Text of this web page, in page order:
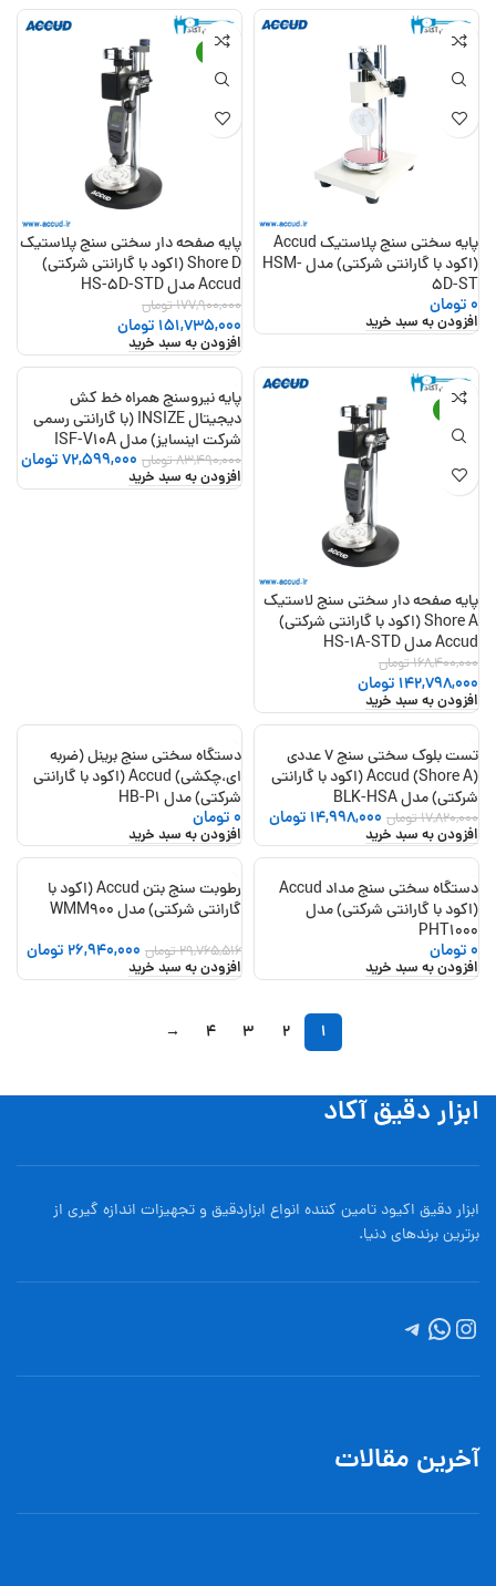
پایه سختی سنج پلاستیک Accud
(اکود با گارانتی شرکتی) مدل HSM-
5D-ST
0تومان
افزودن به سبد خرید
-15%
پایه صفحه دار سختی سنج پلاستیک
Shore D (اکود با گارانتی شرکتی)
Accud مدل HS-5D-STD
177,900,000تومان
151,735,000 تومان
افزودن به سبد خرید
-15%
پایه صفحه دار سختی سنج لاستیک
Shore A (اکود با گارانتی شرکتی)
Accud مدل HS-1A-STD
168,400,000تومان
142,798,000 تومان
افزودن به سبد خرید
-13%
پایه نیروسنج همراه خط کش
دیجیتال INSIZE (با گارانتی رسمی
شرکت اینسایز) مدل ISF-V10A
83,490,000تومان 72,599,000تومان
افزودن به سبد خرید
-16%
تست بلوک سختی سنج 7 عددی
(Shore A) Accud (اکود با گارانتی
شرکتی) مدل BLK-HSA
17,820,000تومان 14,998,000 تومان
افزودن به سبد خرید
دستگاه سختی سنج برینل (ضربه
ای،چکشی) Accud (اکود با گارانتی
شرکتی) مدل HB-P1
0تومان
افزودن به سبد خرید
دستگاه سختی سنج مداد Accud
(اکود با گارانتی شرکتی) مدل
PHT1000
0تومان
افزودن به سبد خرید
-9%
رطوبت سنج بتن Accud (اکود با
گارانتی شرکتی) مدل WMM900
29,765,516تومان 26,940,000تومان
افزودن به سبد خرید
1
2
3
4
→
ابزار دقیق آکاد
ابزار دقیق اکیود تامین کننده انواع ابزاردقيق و تجهيزات اندازه گیری از
برترین برندهای دنیا.
آخرین مقالات